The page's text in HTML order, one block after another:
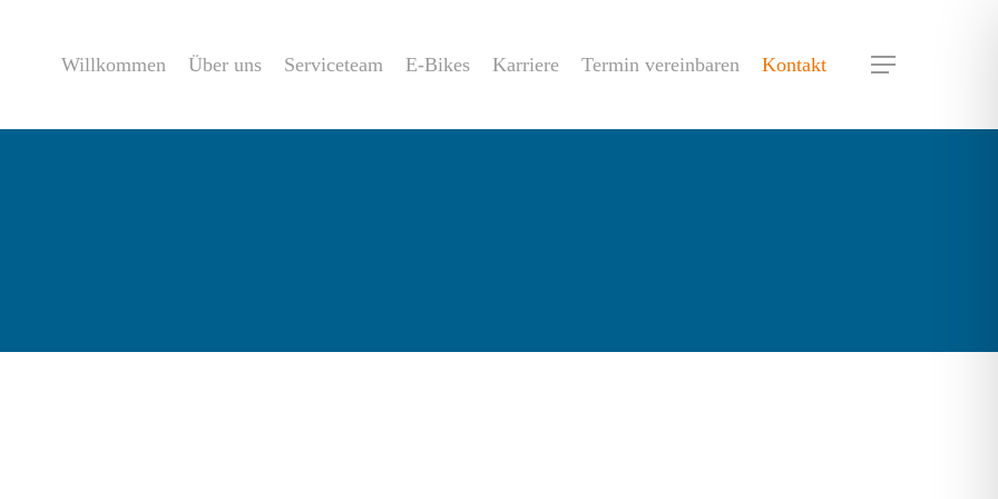
Willkommen Über uns Serviceteam E-Bikes Karriere Termin vereinbaren Kontakt Menu